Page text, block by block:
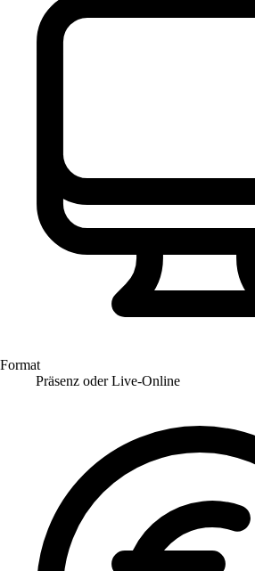
Format
Präsenz oder Live-Online